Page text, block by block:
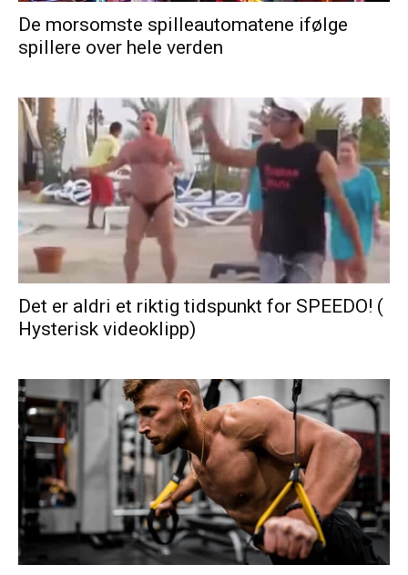
De morsomste spilleautomatene ifølge
spillere over hele verden
Det er aldri et riktig tidspunkt for SPEEDO! (
Hysterisk videoklipp)